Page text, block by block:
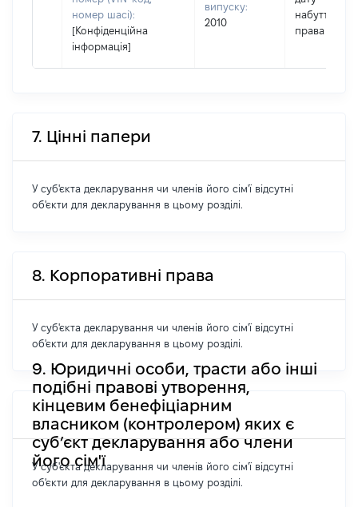
номер шасі):
[Конфіденційна
інформація]
випуску:
2010
набуття
права
7. Цінні папери
У суб'єкта декларування чи членів його сім'ї відсутні
об'єкти для декларування в цьому розділі.
8. Корпоративні права
У суб'єкта декларування чи членів його сім'ї відсутні
об'єкти для декларування в цьому розділі.
9. Юридичні особи, трасти або інші
подібні правові утворення,
кінцевим бенефіціарним
власником (контролером) яких є
суб’єкт декларування або члени
його сім'ї
У суб'єкта декларування чи членів його сім'ї відсутні
об'єкти для декларування в цьому розділі.